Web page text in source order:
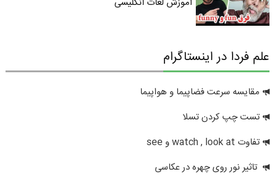
علم فردا در اینستاگرام
مقایسه سرعت فضاپیما و هواپیما
تست چپ کردن تسلا
تفاوت watch , look at و see
تاثیر نور روی چهره در عکاسی